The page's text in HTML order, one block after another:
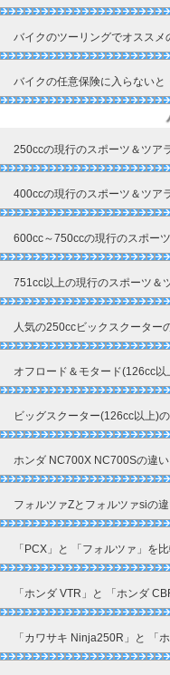
バイクのツーリングでオススメ
バイクの任意保険に入らないと
250ccの現行のスポーツ＆ツア
400ccの現行のスポーツ＆ツア
600cc～750ccの現行のスポー
751cc以上の現行のスポーツ＆
人気の250ccビックスクーター
ティ)
オフロード＆モタード(126cc
ビッグスクーター(126cc以上)
ホンダ NC700X NC700Sの違
フォルツァZとフォルツァsiの
「PCX」と 「フォルツァ」を
「ホンダ VTR」と 「ホンダ
「カワサキ Ninja250R」と 「